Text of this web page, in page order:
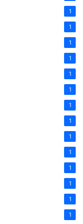
1
1
1
1
1
1
1
1
1
1
1
1
1
1